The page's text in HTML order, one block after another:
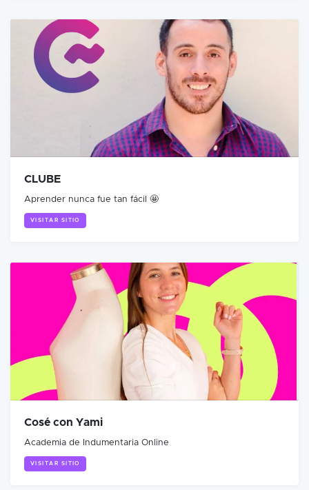
CLUBE
Aprender nunca fue tan fácil 🤩
VISITAR SITIO
Cosé con Yami
Academia de Indumentaria Online
VISITAR SITIO